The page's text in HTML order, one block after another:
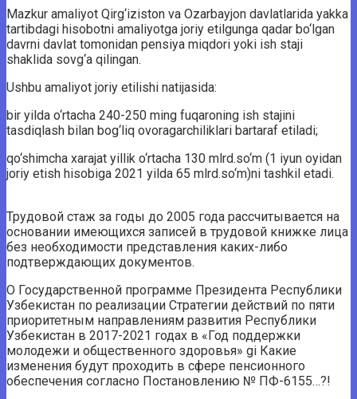
Mazkur amaliyot Qirg‘iziston va Ozarbayjon davlatlarida yakka
tartibdagi hisobotni amaliyotga joriy etilgunga qadar bo‘lgan
davrni davlat tomonidan pensiya miqdori yoki ish staji
shaklida sovg‘a qilingan.
Ushbu amaliyot joriy etilishi natijasida:
bir yilda o‘rtacha 240-250 ming fuqaroning ish stajini
tasdiqlash bilan bog‘liq ovoragarchiliklari bartaraf etiladi;
qo‘shimcha xarajat yillik o‘rtacha 130 mlrd.so‘m (1 iyun oyidan
joriy etish hisobiga 2021 yilda 65 mlrd.so‘m)ni tashkil etadi.
Трудовой стаж за годы до 2005 года рассчитывается на
основании имеющихся записей в трудовой книжке лица
без необходимости представления каких-либо
подтверждающих документов.
О Государственной программе Президента Республики
Узбекистан по реализации Стратегии действий по пяти
приоритетным направлениям развития Республики
Узбекистан в 2017-2021 годах в «Год поддержки
молодежи и общественного здоровья» gi Какие
изменения будут проходить в сфере пенсионного
обеспечения согласно Постановлению № ПФ-6155…?!